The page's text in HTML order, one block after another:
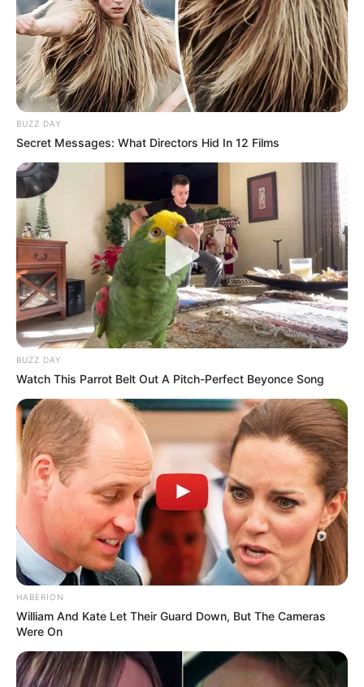
BUZZ DAY
Secret Messages: What Directors Hid In 12 Films
BUZZ DAY
Watch This Parrot Belt Out A Pitch-Perfect Beyonce Song
HABERION
William And Kate Let Their Guard Down, But The Cameras
Were On